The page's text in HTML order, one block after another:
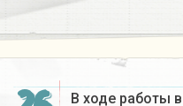
В ходе работы